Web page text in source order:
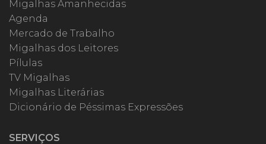
Migalhas Amanhecidas
Agenda
Mercado de Trabalho
Migalhas dos Leitores
Pílulas
TV Migalhas
Migalhas Literárias
Dicionário de Péssimas Expressões
SERVIÇOS